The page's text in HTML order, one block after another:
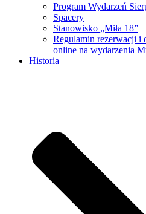
Program Wydarzeń
Spacery
Stanowisko „Miła 18”
Regulamin rezerwacji i
online na wydarzenia
Historia